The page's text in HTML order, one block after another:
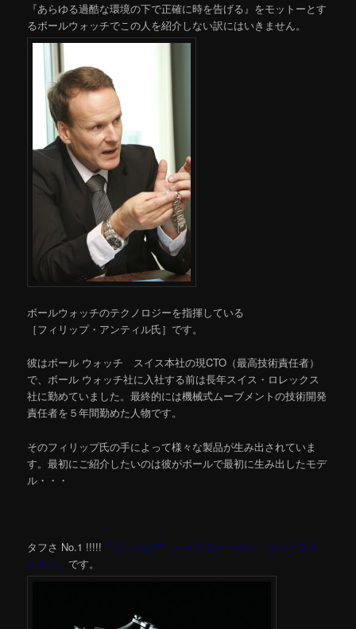
『あらゆる過酷な環境の下で正確に時を告げる』をモットーとす
るボールウォッチでこの人を紹介しない訳にはいきません。
ボールウォッチのテクノロジーを指揮している
［フィリップ・アンティル氏］です。
彼はボール ウォッチ スイス本社の現CTO（最高技術責任者）
で、ボール ウォッチ社に入社する前は長年スイス・ロレックス
社に勤めていました。最終的には機械式ムーブメントの技術開発
責任者を５年間勤めた人物です。
そのフィリップ氏の手によって様々な製品が生み出されていま
す。最初にご紹介したいのは彼がボールで最初に生み出したモデ
ル・・・
タフさ No.1 !!!!! 『エンジニア・ハイドロカーボン・スペースマ
スター』 です。